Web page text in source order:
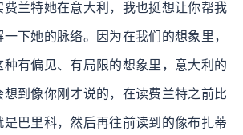
兰特她在意大利，我也挺想让你帮我
下她的脉络。因为在我们的想象里，
种有偏见、有局限的想象里，意大利的
到像你刚才说的，在读费兰特之前比
巴里科，然后再往前读到的像布扎蒂